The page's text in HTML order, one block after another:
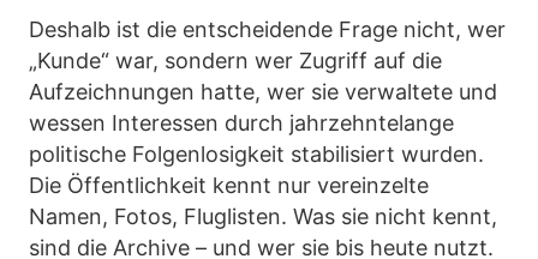
Deshalb ist die entscheidende Frage nicht, wer
„Kunde“ war, sondern wer Zugriff auf die
Aufzeichnungen hatte, wer sie verwaltete und
wessen Interessen durch jahrzehntelange
politische Folgenlosigkeit stabilisiert wurden.
Die Öffentlichkeit kennt nur vereinzelte
Namen, Fotos, Fluglisten. Was sie nicht kennt,
sind die Archive – und wer sie bis heute nutzt.